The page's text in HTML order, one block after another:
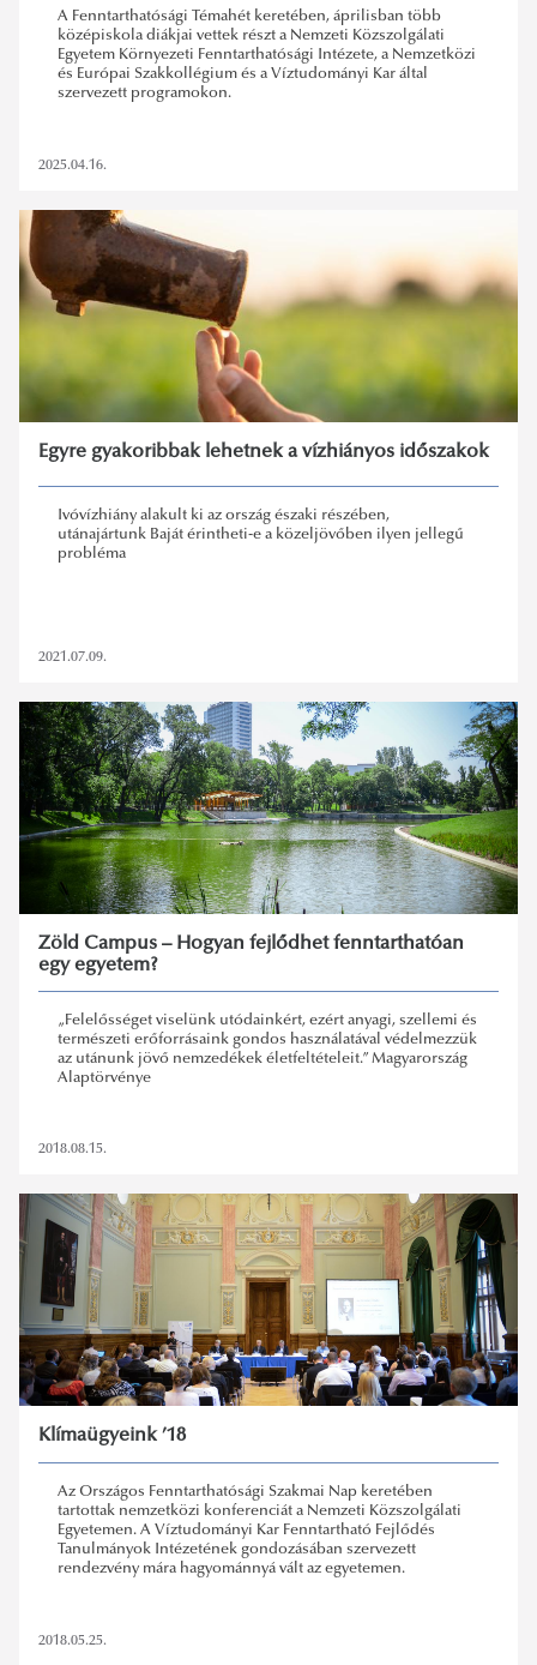
A Fenntarthatósági Témahét keretében, áprilisban több
középiskola diákjai vettek részt a Nemzeti Közszolgálati
Egyetem Környezeti Fenntarthatósági Intézete, a Nemzetközi
és Európai Szakkollégium és a Víztudományi Kar által
szervezett programokon.
2025.04.16.
Egyre gyakoribbak lehetnek a vízhiányos időszakok
Ivóvízhiány alakult ki az ország északi részében,
utánajártunk Baját érintheti-e a közeljövőben ilyen jellegű
probléma
2021.07.09.
Zöld Campus – Hogyan fejlődhet fenntarthatóan
egy egyetem?
„Felelősséget viselünk utódainkért, ezért anyagi, szellemi és
természeti erőforrásaink gondos használatával védelmezzük
az utánunk jövő nemzedékek életfeltételeit.” Magyarország
Alaptörvénye
2018.08.15.
Klímaügyeink ’18
Az Országos Fenntarthatósági Szakmai Nap keretében
tartottak nemzetközi konferenciát a Nemzeti Közszolgálati
Egyetemen. A Víztudományi Kar Fenntartható Fejlődés
Tanulmányok Intézetének gondozásában szervezett
rendezvény mára hagyománnyá vált az egyetemen.
2018.05.25.